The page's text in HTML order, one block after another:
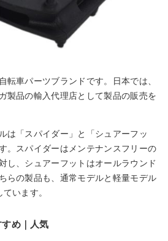
転車パーツブランドです。日本では、
製品の輸入代理店として製品の販売を
は「スパイダー」と「シュアーフッ
。スパイダーはメンテナンスフリーの
し、シュアーフットはオールラウンド
らの製品も、通常モデルと軽量モデル
います。
め｜人気